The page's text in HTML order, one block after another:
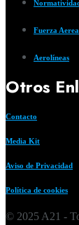
Fuerza Aerea
Aerolíneas
Otros
Contacto
Media Kit
Aviso de Privacidad
Política de cookies
© 2025 A21 -